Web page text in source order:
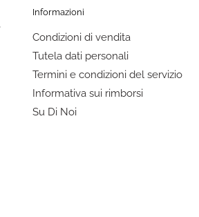
Informazioni
Condizioni di vendita
Tutela dati personali
Termini e condizioni del servizio
Informativa sui rimborsi
Su Di Noi